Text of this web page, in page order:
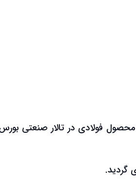
بر ۴۲۰ هزار و ۸۱۵ تن محصول فولادی در تالار صنعتی